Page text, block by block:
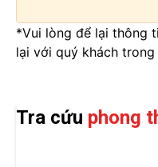
*Vui lòng để lại thông
lại với quý khách
Tra cứu phong